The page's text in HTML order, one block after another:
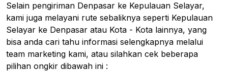
Selain pengiriman Denpasar ke Kepulauan Selayar,
kami juga melayani rute sebaliknya seperti Kepulauan
Selayar ke Denpasar atau Kota - Kota lainnya, yang
bisa anda cari tahu informasi selengkapnya melalui
team marketing kami, atau silahkan cek beberapa
pilihan ongkir dibawah ini :